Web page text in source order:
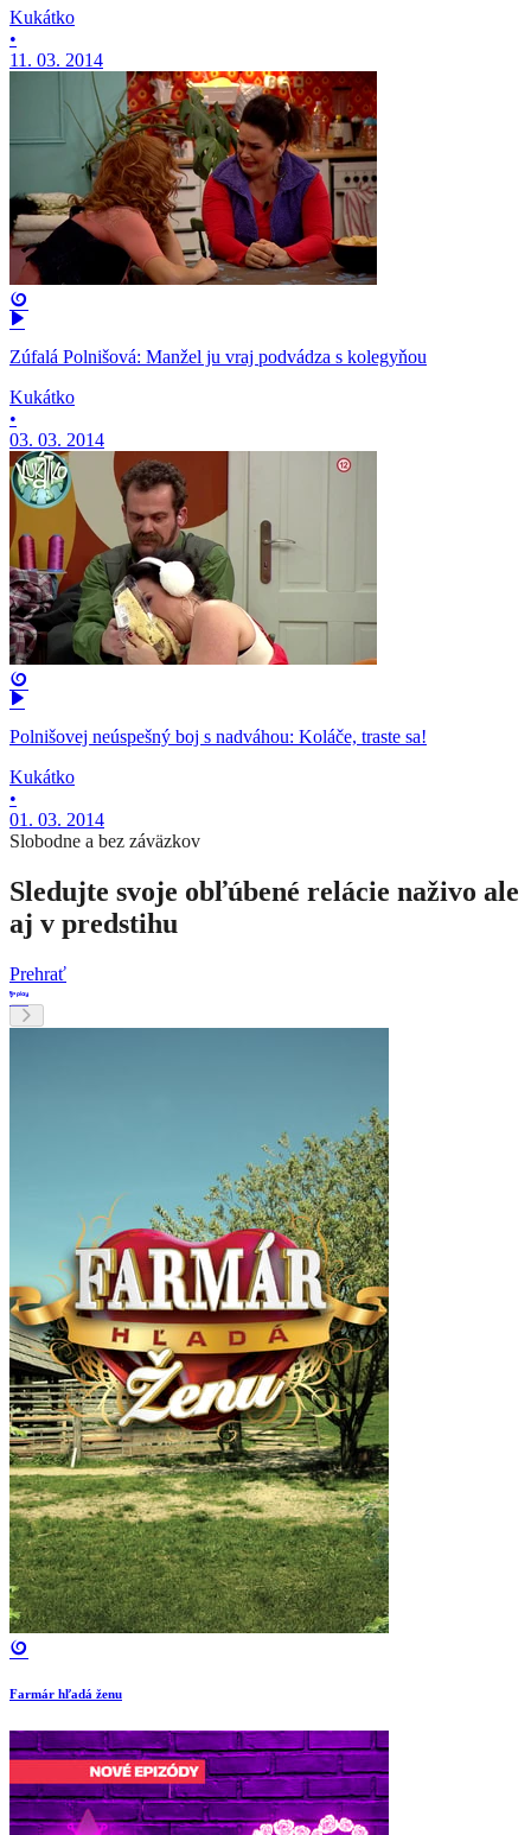
Kukátko
•
11. 03. 2014
Zúfalá Polnišová: Manžel ju vraj podvádza s kolegyňou
Kukátko
•
03. 03. 2014
Polnišovej neúspešný boj s nadváhou: Koláče, traste sa!
Kukátko
•
01. 03. 2014
Slobodne a bez záväzkov
Sledujte svoje obľúbené relácie naživo ale
aj v predstihu
Prehrať
Farmár hľadá ženu